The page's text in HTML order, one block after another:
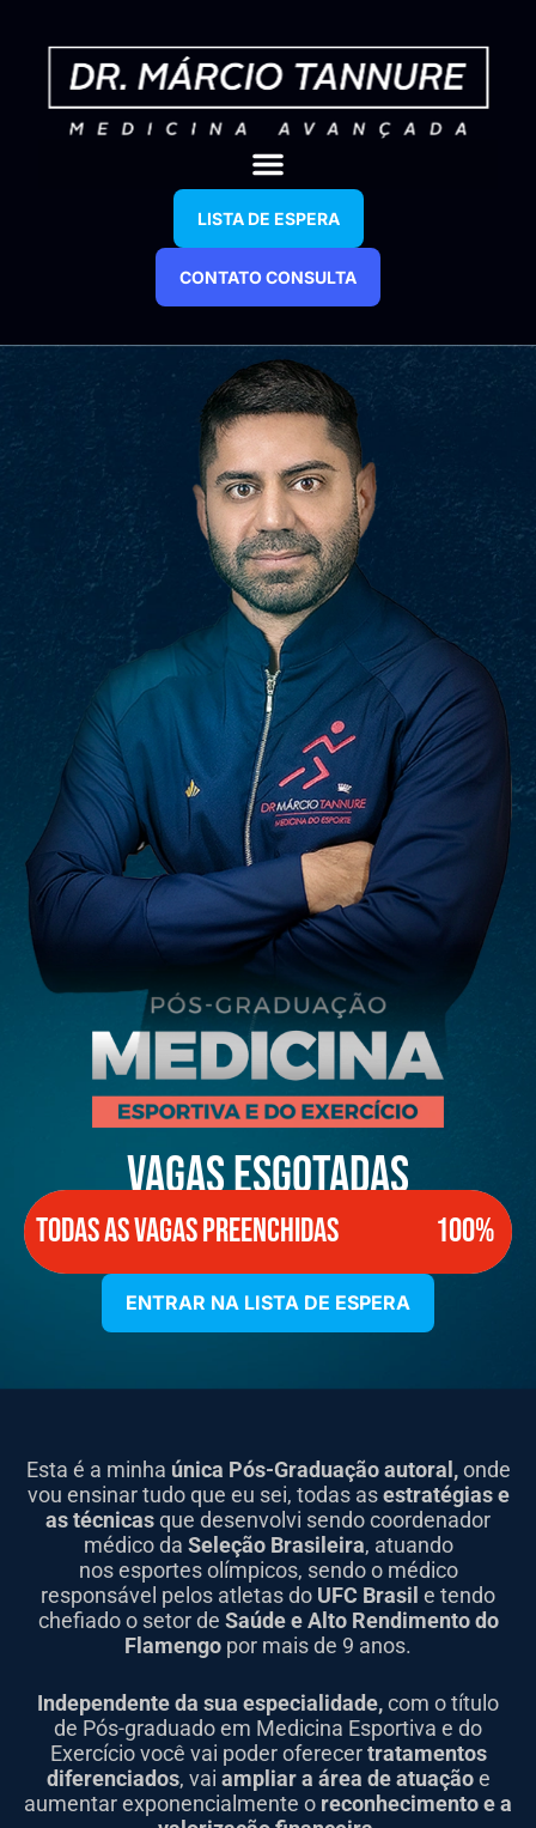
LISTA DE ESPERA
CONTATO CONSULTA
VAGAS ESGOTADAS
TODAS AS VAGAS PREENCHIDAS 100%
ENTRAR NA LISTA DE ESPERA
Esta é a minha única Pós-Graduação autoral,onde
vou ensinar tudo que eu sei, todas asestratégias e
as técnicasque desenvolvi sendo coordenador
médico da Seleção Brasileira, atuando
nos esportes olímpicos, sendo o médico
responsável pelos atletas do UFC Brasil e tendo
chefiado o setor de Saúde e Alto Rendimento do
Flamengo por mais de 9 anos.
Independente da sua especialidade,com o título
de Pós-graduado em Medicina Esportiva e do
Exercício você vai poder oferecertratamentos
diferenciados, vai ampliar a área de atuaçãoe
aumentar exponencialmente o reconhecimento e a